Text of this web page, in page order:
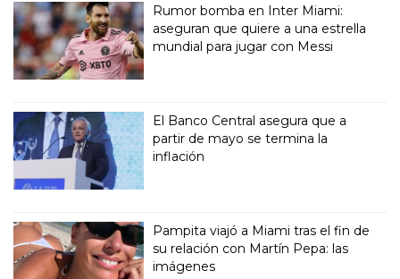
Rumor bomba en Inter Miami:
aseguran que quiere a una estrella
mundial para jugar con Messi
El Banco Central asegura que a
partir de mayo se termina la
inflación
Pampita viajó a Miami tras el fin de
su relación con Martín Pepa: las
imágenes